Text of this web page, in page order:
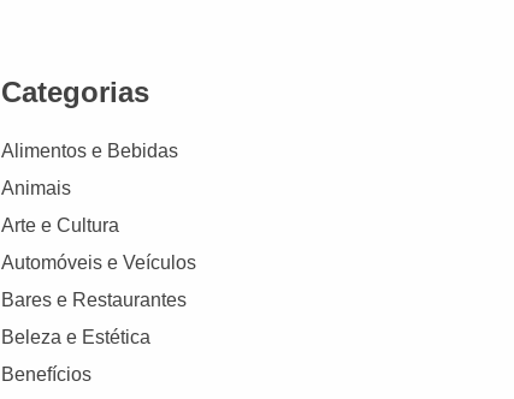
Categorias
Alimentos e Bebidas
Animais
Arte e Cultura
Automóveis e Veículos
Bares e Restaurantes
Beleza e Estética
Benefícios